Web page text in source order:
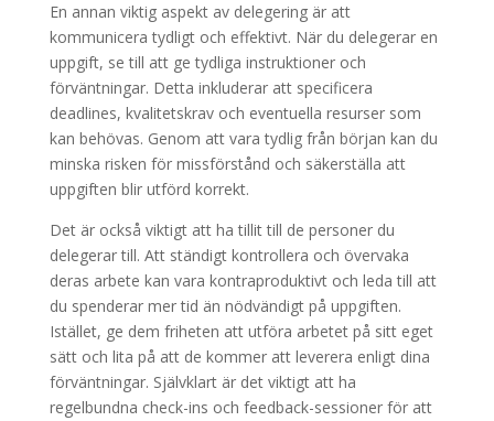
En annan viktig aspekt av delegering är att
kommunicera tydligt och effektivt. När du delegerar en
uppgift, se till att ge tydliga instruktioner och
förväntningar. Detta inkluderar att specificera
deadlines, kvalitetskrav och eventuella resurser som
kan behövas. Genom att vara tydlig från början kan du
minska risken för missförstånd och säkerställa att
uppgiften blir utförd korrekt.
Det är också viktigt att ha tillit till de personer du
delegerar till. Att ständigt kontrollera och övervaka
deras arbete kan vara kontraproduktivt och leda till att
du spenderar mer tid än nödvändigt på uppgiften.
Istället, ge dem friheten att utföra arbetet på sitt eget
sätt och lita på att de kommer att leverera enligt dina
förväntningar. Självklart är det viktigt att ha
regelbundna check-ins och feedback-sessioner för att